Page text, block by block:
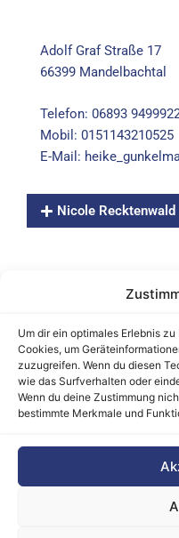
Um dir ein optimales Erlebnis
Cookies, um
zuzugreifen. Wenn du diesen
wie das Surfverhalten oder
Wenn du deine Zustimmung
bestimmte Merkmale und
Adolf Graf Straße 17
66399 Mandelbachtal
Telefon: 06893
Mobil: 0151143210525
E-Mail:
Nicole Recktenwald